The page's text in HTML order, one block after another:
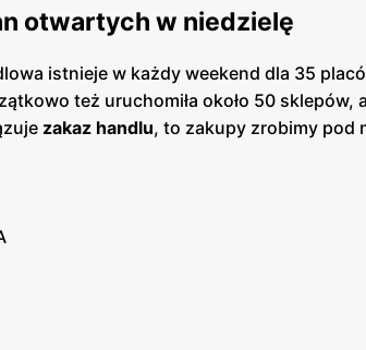
otwartych w niedzielę
istnieje w każdy weekend dla 35
też uruchomiła około 50 sklepów,
zakaz handlu, to zakupy zrobimy pod